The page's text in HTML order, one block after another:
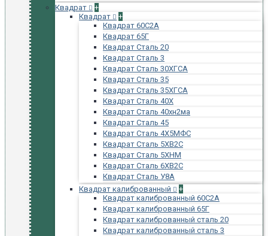
Квадрат
+
Квадрат
+
Квадрат 60С2А
Квадрат 65Г
Квадрат Сталь 20
Квадрат Сталь 3
Квадрат Сталь 30ХГСА
Квадрат Сталь 35
Квадрат Сталь 35ХГСА
Квадрат Сталь 40Х
Квадрат Сталь 40хн2ма
Квадрат Сталь 45
Квадрат Сталь 4Х5МФС
Квадрат Сталь 5ХВ2С
Квадрат Сталь 5ХНМ
Квадрат Сталь 6ХВ2С
Квадрат Сталь У8А
Квадрат калиброванный
+
Квадрат калиброванный 60С2А
Квадрат калиброванный 65Г
Квадрат калиброванный сталь 20
Квадрат калиброванный сталь 3